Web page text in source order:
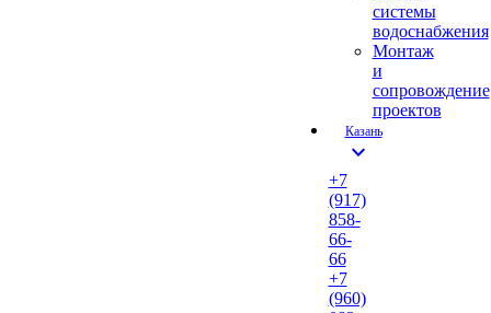
системы
водоснабжения
Монтаж
и
сопровождение
проектов
Казань
expand_more
+7
(917)
858-
66-
66
+7
(960)